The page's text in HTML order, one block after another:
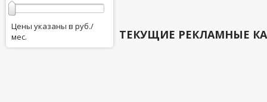
Цены указаны в руб./
мес.
ТЕКУЩИЕ РЕКЛАМНЫЕ